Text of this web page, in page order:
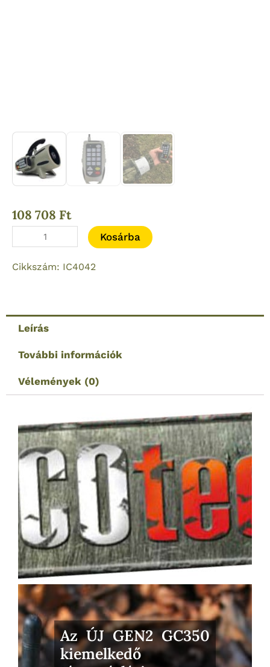
108 708 Ft
ICOtec
GC350
Gen2
mennyiség
Kosárba
Cikkszám: IC4042
Leírás
További információk
Vélemények (0)
Az ÚJ GEN2 GC350
kiemelkedő